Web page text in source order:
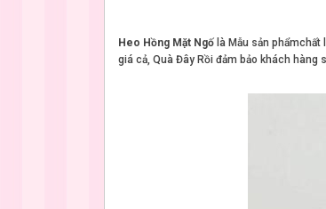
Heo Hồng Mặt Ngố là Mẫu sản
giá cả, Quà Đây Rồi đảm bảo khách hàng